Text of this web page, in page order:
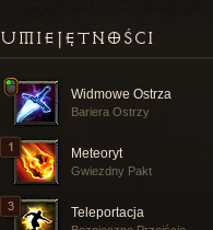
UMIEJĘTNOŚCI
Widmowe Ostrza
Bariera Ostrzy
Meteoryt
Gwiezdny Pakt
Teleportacja